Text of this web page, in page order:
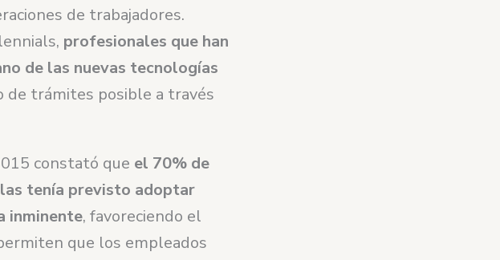
de trabajadores.
profesionales que han
de las nuevas tecnologías
de trámites posible a través
constató que el 70% de
tenía previsto adoptar
inminente, favoreciendo el
que los empleados